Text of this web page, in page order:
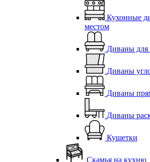
Кухонные
местом
Диваны для
Диваны
Диваны
Диваны
Кушетки
Скамья на кухню